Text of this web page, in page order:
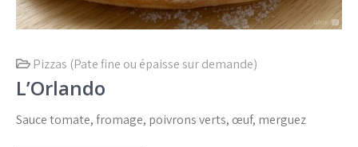
Pizzas (Pate fine ou épaisse sur demande)
L’Orlando
Sauce tomate, fromage, poivrons verts, œuf, merguez